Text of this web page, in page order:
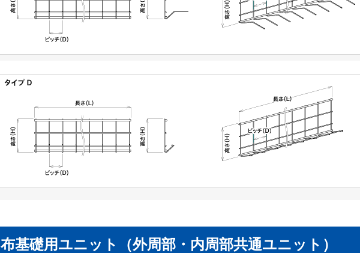
布基礎用ユニット（外周部・内周部共通ユニット）